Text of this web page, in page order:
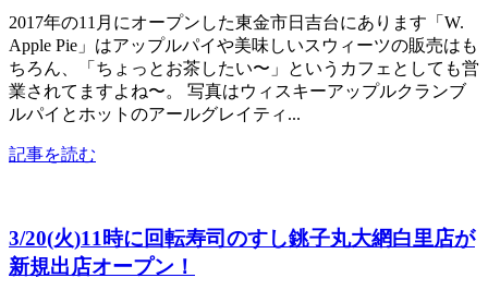
2017年の11月にオープンした東金市日吉台にあります「W.
Apple Pie」はアップルパイや美味しいスウィーツの販売はも
ちろん、「ちょっとお茶したい〜」というカフェとしても営
業されてますよね〜。 写真はウィスキーアップルクランブ
ルパイとホットのアールグレイティ...
記事を読む
3/20(火)11時に回転寿司のすし銚子丸大網白里店が
新規出店オープン！